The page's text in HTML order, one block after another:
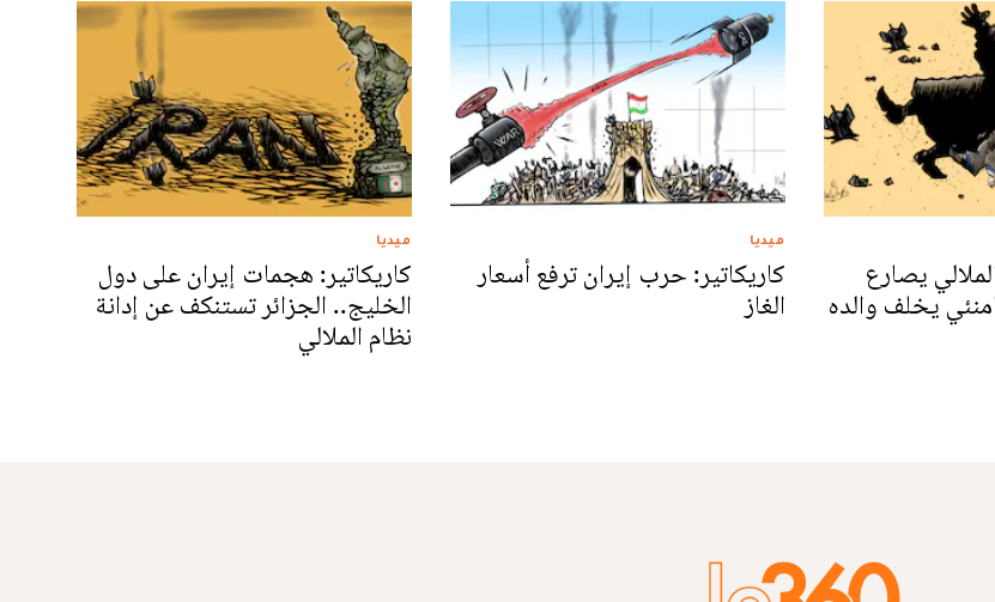
يصارع
يخلف والده
ميديا
كاريكاتير: حرب إيران ترفع أسعار
الغاز
ميديا
كاريكاتير: هجمات إيران على دول
الخليج.. الجزائر تستنكف عن إدانة
نظام الملالي